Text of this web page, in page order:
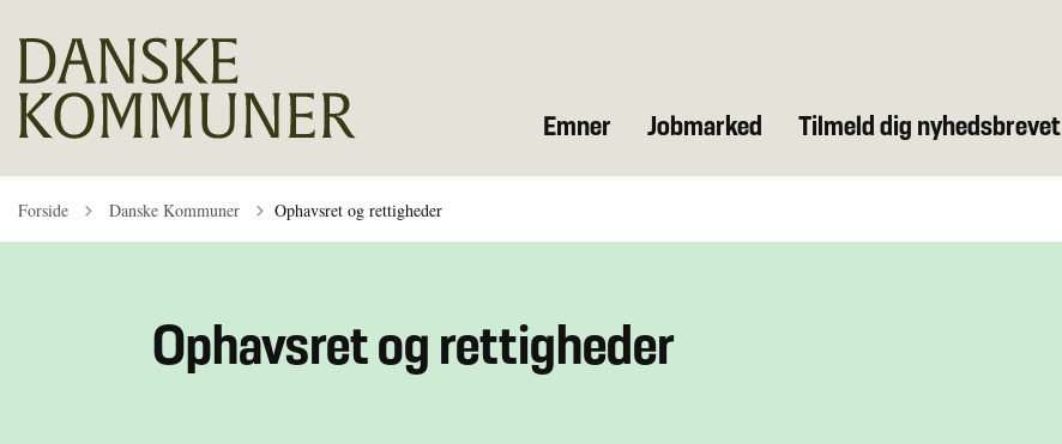
Emner Jobmarked Tilmeld dig nyhedsbrevet
Forside Tilbage til
Danske Kommuner Ophavsret og rettigheder
Ophavsret og rettigheder